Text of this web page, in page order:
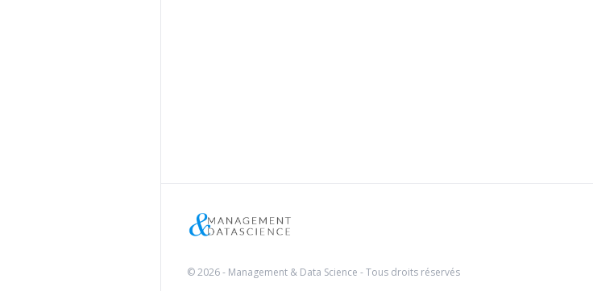
© 2026 - Management & Data Science - Tous droits réservés